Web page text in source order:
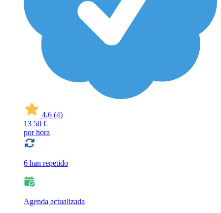
4,6 (4)
13 50 €
por hora
6 han repetido
Agenda actualizada